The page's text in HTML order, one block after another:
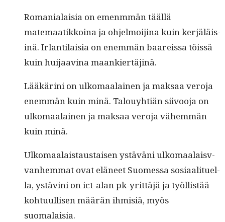
Roma­nialaisia on emen­m­män tääl­lä
matemaatikkoina ja ohjel­moi­ji­na kuin ker­jäläis­
inä. Irlan­ti­laisia on enem­män baareis­sa töis­sä
kuin hui­jaav­ina maankiertäjinä.
Lääkäri­ni on ulko­maalainen ja mak­saa vero­ja
enem­män kuin minä. Talouy­htiän siivoo­ja on
ulko­maalainen ja mak­saa vero­ja vähem­män
kuin minä.
Ulko­maalais­taus­taisen ystäväni ulko­maalaisv­
van­hem­mat ovat eläneet Suomes­sa sosi­aal­ituel­
la, ystävi­ni on ict-alan pk-yrit­täjä ja työl­listää
kohtu­ullisen määrän ihmisiä, myös
suomalaisia.